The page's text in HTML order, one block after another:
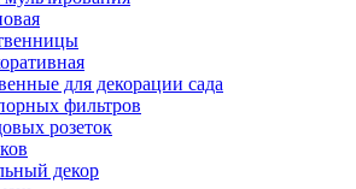
для декорации сада
фильтров
розеток
декор